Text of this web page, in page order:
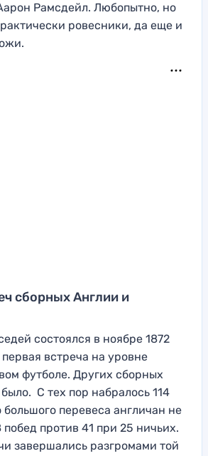
Рамсдейл. Любопытно, но
ровесники, да еще и
сборных Англии и
состоялся в ноябре 1872
встреча на уровне
футболе. Других сборных
С тех пор набралось 114
большого перевеса англичан не
против 41 при 25 ничьих.
завершались разгромами той